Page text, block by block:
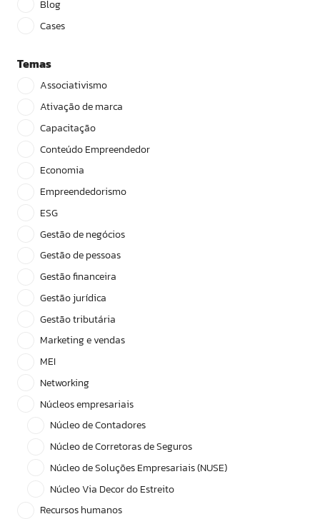
Blog
Cases
Temas
Associativismo
Ativação de marca
Capacitação
Conteúdo Empreendedor
Economia
Empreendedorismo
ESG
Gestão de negócios
Gestão de pessoas
Gestão financeira
Gestão jurídica
Gestão tributária
Marketing e vendas
MEI
Networking
Núcleos empresariais
Núcleo de Contadores
Núcleo de Corretoras de Seguros
Núcleo de Soluções Empresariais (NUSE)
Núcleo Via Decor do Estreito
Recursos humanos